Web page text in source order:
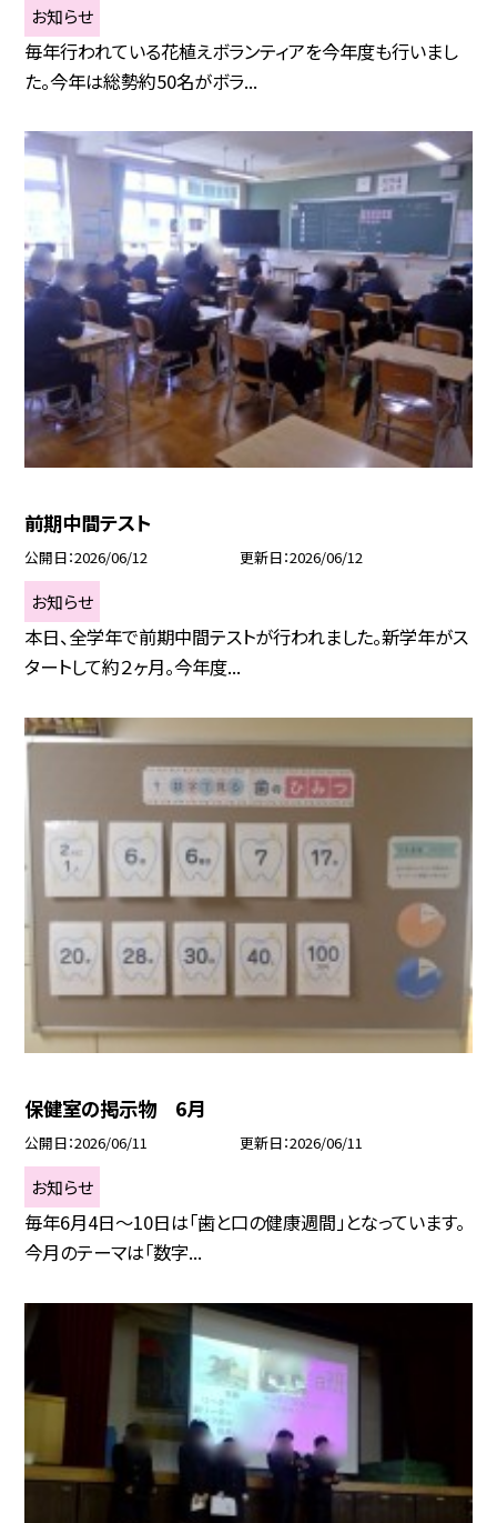
お知らせ
毎年行われている花植えボランティアを今年度も行いまし
た。今年は総勢約50名がボラ...
前期中間テスト
公開日 2026/06/12 更新日 2026/06/12
お知らせ
本日、全学年で前期中間テストが行われました。新学年がス
タートして約２ヶ月。今年度...
保健室の掲示物 6月
公開日 2026/06/11 更新日 2026/06/11
お知らせ
毎年6月4日〜10日は「歯と口の健康週間」となっています。
今月のテーマは「数字...